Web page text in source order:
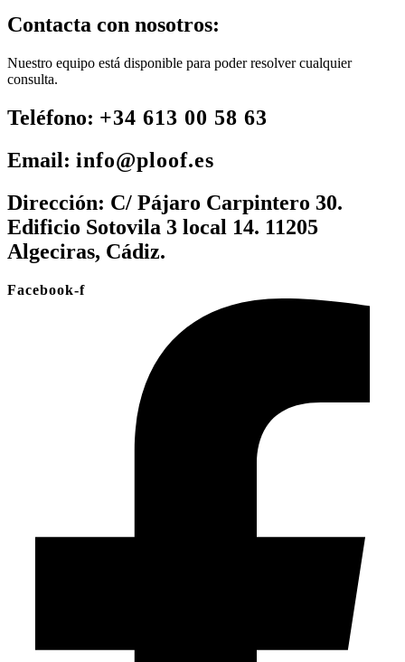
Contacta con nosotros:
Nuestro equipo está disponible para poder resolver cualquier
consulta.
Teléfono: +34 613 00 58 63
Email: info@ploof.es
Dirección: C/ Pájaro Carpintero 30.
Edificio Sotovila 3 local 14. 11205
Algeciras, Cádiz.
Facebook-f